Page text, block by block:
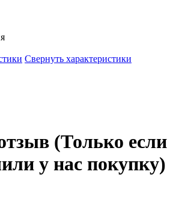
Свернуть характеристики
(Только если
у нас покупку)